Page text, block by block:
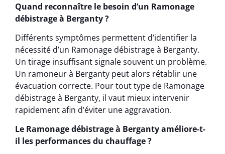
Quand reconnaître le besoin d’un Ramonage
débistrage à Berganty ?
Différents symptômes permettent d’identifier la
nécessité d’un Ramonage débistrage à Berganty.
Un tirage insuffisant signale souvent un problème.
Un ramoneur à Berganty peut alors rétablir une
évacuation correcte. Pour tout type de Ramonage
débistrage à Berganty, il vaut mieux intervenir
rapidement afin d’éviter une aggravation.
Le Ramonage débistrage à Berganty améliore-t-
il les performances du chauffage ?